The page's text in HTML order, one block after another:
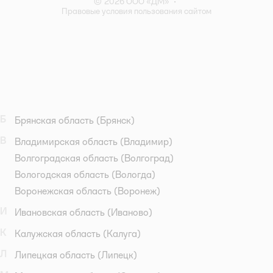
Правовые условия пользования сайтом
Брянская область (Брянск)
Владимирская область (Владимир)
Волгоградская область (Волгоград)
Вологодская область (Вологда)
Воронежская область (Воронеж)
Ивановская область (Иваново)
Калужская область (Калуга)
Липецкая область (Липецк)